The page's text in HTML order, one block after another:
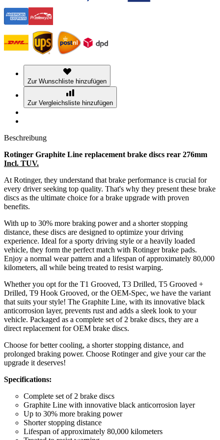
Zur Wunschliste hinzufügen
Zur Vergleichsliste hinzufügen
Beschreibung
Rotinger Graphite Line replacement brake discs rear 276mm
Incl. TUV.
At Rotinger, they understand that brake performance is crucial for
every driver seeking top quality. That's why they present these brake
discs as the ultimate choice for a brake upgrade with proven
benefits.
With up to 30% more braking power and a shorter stopping
distance, these discs are designed to optimize your driving
experience. Ideal for a sporty driving style or a heavily loaded
vehicle, they form the perfect match with Rotinger brake pads.
Enjoy a normal wear pattern and a lifespan of approximately 80,000
kilometers, all while being treated to resist warping.
Whether you opt for the T1 Grooved, T3 Drilled, T5 Grooved +
Drilled, T9 Hook Grooved, or the OEM-Spec, we have the variant
that suits your style! The Graphite Line, with its innovative black
anticorrosion layer, prevents rust and adds a sleek look to your
vehicle. Packaged as a complete set of 2 brake discs, they are a
direct replacement for OEM brake discs.
Choose for better cooling, a shorter stopping distance, and
prolonged braking power. Choose Rotinger and give your car the
upgrade it deserves!
Specifications:
Complete set of 2 brake discs
Graphite Line with innovative black anticorrosion layer
Up to 30% more braking power
Shorter stopping distance
Lifespan of approximately 80,000 kilometers